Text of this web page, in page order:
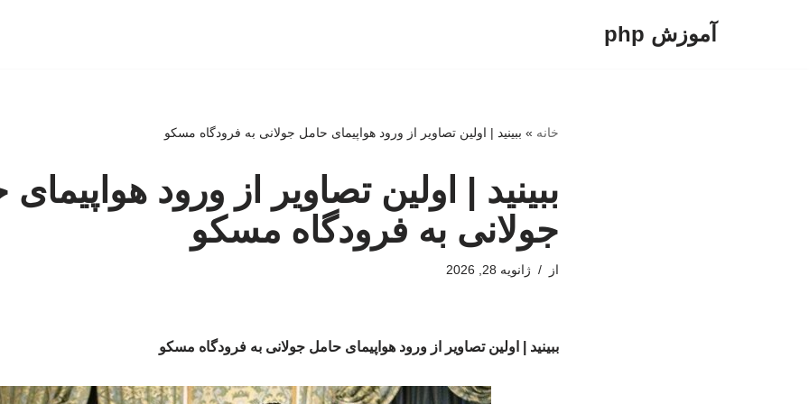
آموزش php
خانه » ببینید | اولین تصاویر از ورود هواپیمای حامل جولانی به فرودگاه مسکو
ببینید | اولین تصاویر از ورود
جولانی به فرودگاه مسکو
از ژانویه 28, 2026
ببینید | اولین تصاویر از ورود هواپیمای حامل جولانی به فرودگاه مسکو